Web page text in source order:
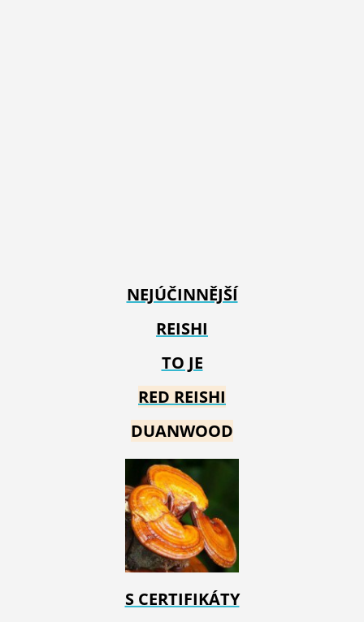
NEJÚČINNĚJŠÍ
REISHI
TO JE
RED REISHI
DUANWOOD
S CERTIFIKÁTY